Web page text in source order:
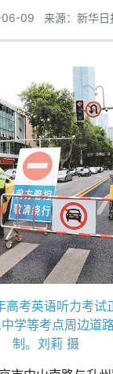
09 来源：新华日
考英语听力考试
学等考点周边道
制。刘莉 摄